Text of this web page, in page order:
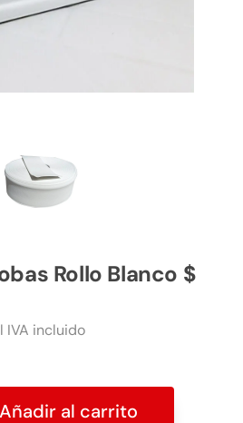
Rollo Blanco $
IVA incluido
Añadir al carrito